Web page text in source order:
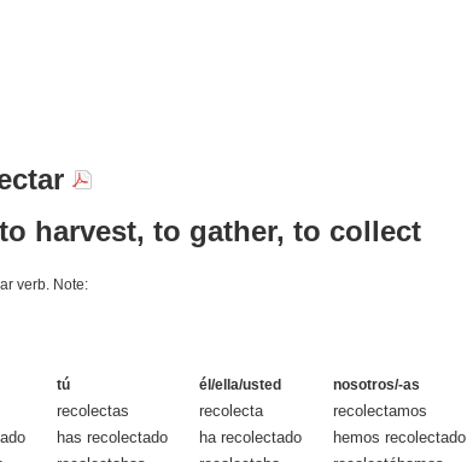
to harvest, to gather, to collect
verb. Note:
tú él/ella/usted nosotros/-as
recolectas recolecta recolectamos
has recolectado ha recolectado hemos recolectado